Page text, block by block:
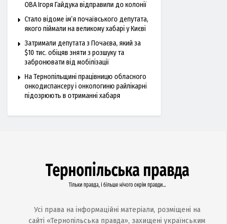
ОВА Ігоря Гайдука відправили до колонії
Стало відоме ім’я почаївського депутата,
якого піймали на великому хабарі у Києві
Затримали депутата з Почаєва, який за
$10 тис. обіцяв зняти з розшуку та
забронювати від мобілізації
На Тернопільщині працівницю обласного
онкодиспансеру і онкологиню райлікарні
підозрюють в отриманні хабаря
Усі права на інформаційні матеріали, розміщені на
сайті «Тернопільська правда», захищені українським